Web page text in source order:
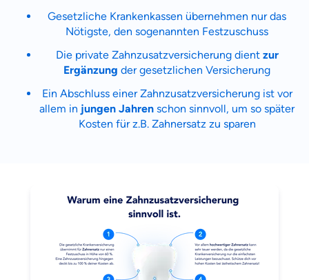
Gesetzliche Krankenkassen übernehmen nur das
Nötigste, den sogenannten Festzuschuss
Die private Zahnzusatzversicherung dient zur
Ergänzung der gesetzlichen Versicherung
Ein Abschluss einer Zahnzusatzversicherung ist vor
allem in jungen Jahren schon sinnvoll, um so später
Kosten für z.B. Zahnersatz zu sparen